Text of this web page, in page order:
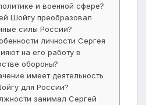
и военной сфере?
Шойгу преобразовал
силы России?
личности Сергея
на его работу в
обороны?
имеет деятельность
для России?
занимал Сергей